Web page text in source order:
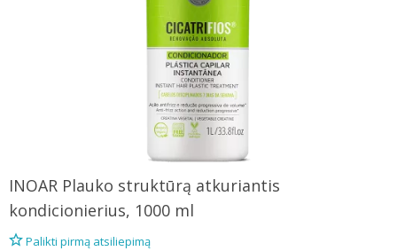
INOAR Plauko struktūrą atkuriantis
kondicionierius, 1000 ml
Palikti pirmą atsiliepimą